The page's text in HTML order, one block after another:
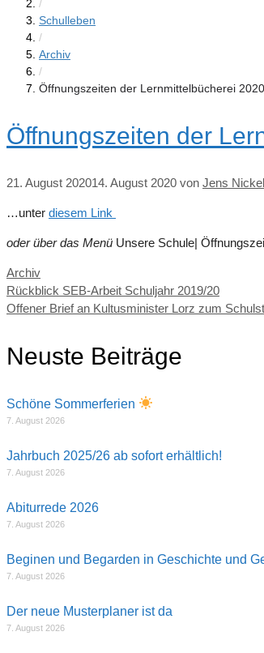
/
Schulleben
/
Archiv
/
Öffnungszeiten der Lernmittelbücherei
Öffnungszeiten der
21. August 202014. August 2020 von Jens
…unter diesem Link
oder über das Menü Unsere Schule|
Kategorien
Archiv
Rückblick SEB-Arbeit Schuljahr 2019/20
Offener Brief an Kultusminister Lorz zum
Neuste Beiträge
Schöne Sommerferien
7. August 2026
Jahrbuch 2025/26 ab sofort erhältlich!
7. August 2026
Abiturrede 2026
7. August 2026
Beginen und Begarden in Geschichte und
7. August 2026
Der neue Musterplaner ist da
7. August 2026